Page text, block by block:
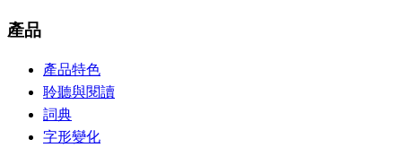
產品
產品特色
聆聽與閱讀
詞典
字形變化